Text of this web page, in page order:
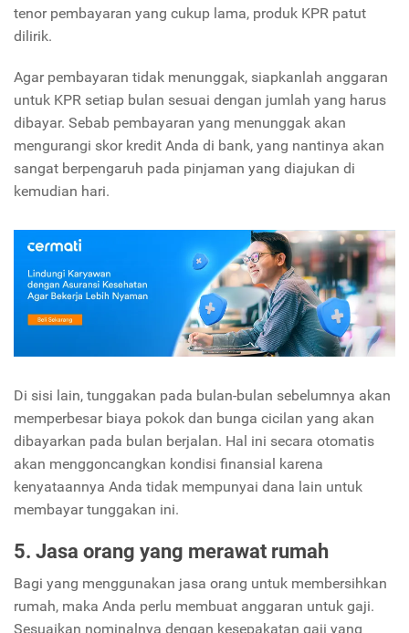
tenor pembayaran yang cukup lama, produk KPR patut
dilirik.
Agar pembayaran tidak menunggak, siapkanlah anggaran
untuk KPR setiap bulan sesuai dengan jumlah yang harus
dibayar. Sebab pembayaran yang menunggak akan
mengurangi skor kredit Anda di bank, yang nantinya akan
sangat berpengaruh pada pinjaman yang diajukan di
kemudian hari.
Di sisi lain, tunggakan pada bulan-bulan sebelumnya akan
memperbesar biaya pokok dan bunga cicilan yang akan
dibayarkan pada bulan berjalan. Hal ini secara otomatis
akan menggoncangkan kondisi finansial karena
kenyataannya Anda tidak mempunyai dana lain untuk
membayar tunggakan ini.
5. Jasa orang yang merawat rumah
Bagi yang menggunakan jasa orang untuk membersihkan
rumah, maka Anda perlu membuat anggaran untuk gaji.
Sesuaikan nominalnya dengan kesepakatan gaji yang